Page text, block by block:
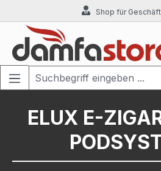
Zum Hauptinhalt springen
Shop für
ELUX E-